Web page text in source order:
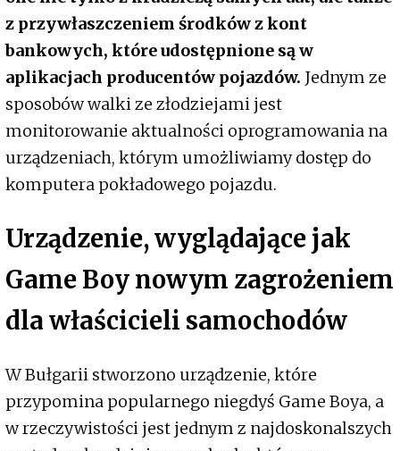
z przywłaszczeniem środków z kont
bankowych, które udostępnione są w
aplikacjach producentów pojazdów. Jednym ze
sposobów walki ze złodziejami jest
monitorowanie aktualności oprogramowania na
urządzeniach, którym umożliwiamy dostęp do
komputera pokładowego pojazdu.
Urządzenie, wyglądające jak
Game Boy nowym zagrożeniem
dla właścicieli samochodów
W Bułgarii stworzono urządzenie, które
przypomina popularnego niegdyś Game Boya, a
w rzeczywistości jest jednym z najdoskonalszych